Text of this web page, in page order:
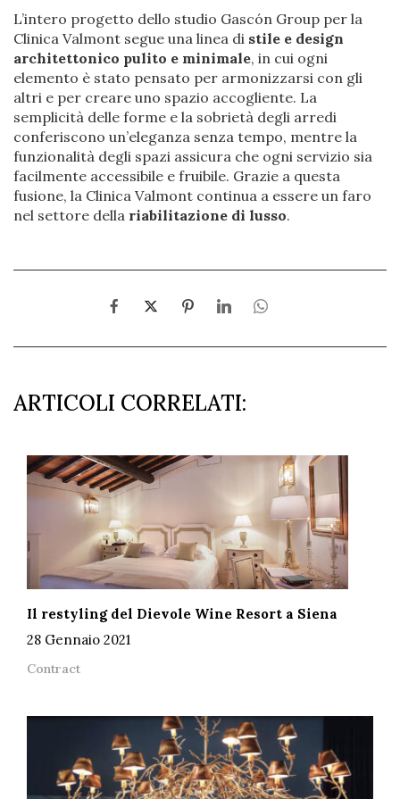
L’intero progetto dello studio Gascón Group per la
Clinica Valmont segue una linea di stile e design
architettonico pulito e minimale, in cui ogni
elemento è stato pensato per armonizzarsi con gli
altri e per creare uno spazio accogliente. La
semplicità delle forme e la sobrietà degli arredi
conferiscono un’eleganza senza tempo, mentre la
funzionalità degli spazi assicura che ogni servizio sia
facilmente accessibile e fruibile. Grazie a questa
fusione, la Clinica Valmont continua a essere un faro
nel settore della riabilitazione di lusso.
ARTICOLI CORRELATI:
Il restyling del Dievole Wine Resort a Siena
28 Gennaio 2021
Contract